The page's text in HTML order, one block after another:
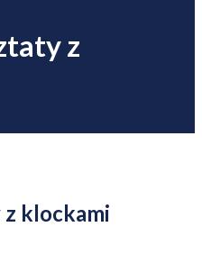
z
klockami